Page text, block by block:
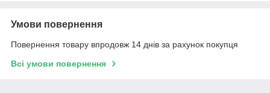
Умови повернення
Повернення товару впродовж 14 днів за рахунок покупця
Всі умови повернення